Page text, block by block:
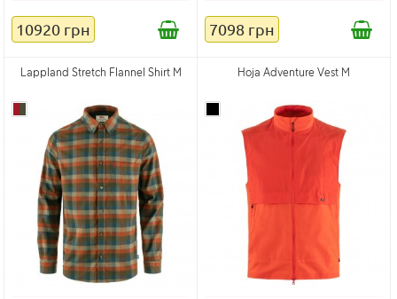
10920 грн 7098 грн
Lappland Stretch Flannel Shirt M Hoja Adventure Vest M